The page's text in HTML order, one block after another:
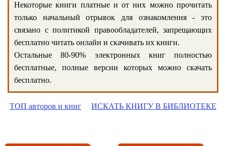
Некоторые книги платные и от них можно прочитать
только начальный отрывок для ознакомления - это
связано с политикой правообладателей, запрещающих
бесплатно читать онлайн и скачивать их книги.
Остальные 80-90% электронных книг полностью
бесплатные, полные версии которых можно скачать
бесплатно.
ТОП авторов и книг ИСКАТЬ КНИГУ В БИБЛИОТЕКЕ